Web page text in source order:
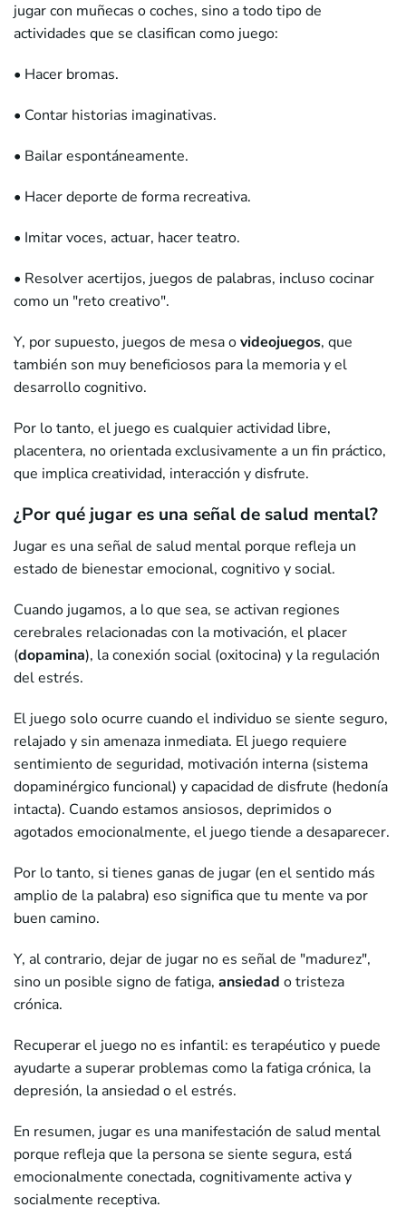
jugar con muñecas o coches, sino a todo tipo de
actividades que se clasifican como juego:
• Hacer bromas.
• Contar historias imaginativas.
• Bailar espontáneamente.
• Hacer deporte de forma recreativa.
• Imitar voces, actuar, hacer teatro.
• Resolver acertijos, juegos de palabras, incluso cocinar
como un "reto creativo".
Y, por supuesto, juegos de mesa ovideojuegos, que
también son muy beneficiosos para la memoria y el
desarrollo cognitivo.
Por lo tanto, el juego es cualquier actividad libre,
placentera, no orientada exclusivamente a un fin práctico,
que implica creatividad, interacción y disfrute.
¿Por qué jugar es una señal de salud mental?
Jugar es una señal de salud mental porque refleja un
estado de bienestar emocional, cognitivo y social.
Cuando jugamos, a lo que sea, se activan regiones
cerebrales relacionadas con la motivación, el placer
(dopamina), la conexión social (oxitocina) y la regulación
del estrés.
El juego solo ocurre cuando el individuo se siente seguro,
relajado y sin amenaza inmediata. El juego requiere
sentimiento de seguridad, motivación interna (sistema
dopaminérgico funcional) y capacidad de disfrute (hedonía
intacta). Cuando estamos ansiosos, deprimidos o
agotados emocionalmente, el juego tiende a desaparecer.
Por lo tanto, si tienes ganas de jugar (en el sentido más
amplio de la palabra) eso significa que tu mente va por
buen camino.
Y, al contrario, dejar de jugar no es señal de "madurez",
sino un posible signo de fatiga, ansiedad o tristeza
crónica.
Recuperar el juego no es infantil: es terapéutico y puede
ayudarte a superar problemas como la fatiga crónica, la
depresión, la ansiedad o el estrés.
En resumen, jugar es una manifestación de salud mental
porque refleja que la persona se siente segura, está
emocionalmente conectada, cognitivamente activa y
socialmente receptiva.